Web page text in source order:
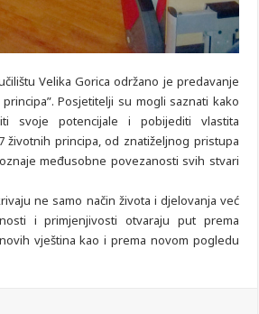
Velika Gorica održano je predavanje
Posjetitelji su mogli saznati kako
svoje potencijale i pobijediti vlastita
životnih principa, od znatiželjnog pristupa
međusobne povezanosti svih stvari
ne samo način života i djelovanja već
i primjenjivosti otvaraju put prema
vještina kao i prema novom pogledu